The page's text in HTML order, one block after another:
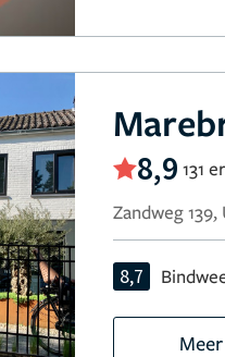
8,9 131
Zandweg
8,7